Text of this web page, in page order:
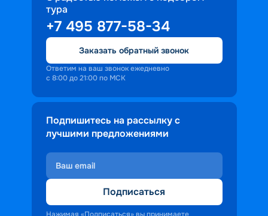
доброжелательность и заинтересованность
персонала корабля в каждом госте.
Ступая на борт теплохода, пассажиры
попадают в совершенно иную атмосферу,
где властвует тяга к приключениям и
открытиям.
тура
+7 495 877-58-34
Заказать обратный звонок
Ответим на ваш звонок ежедневно
с 8:00 до 21:00 по МСК
Подпишитесь на рассылку с
лучшими предложениями
Подписаться
Нажимая «Подписаться» вы принимаете